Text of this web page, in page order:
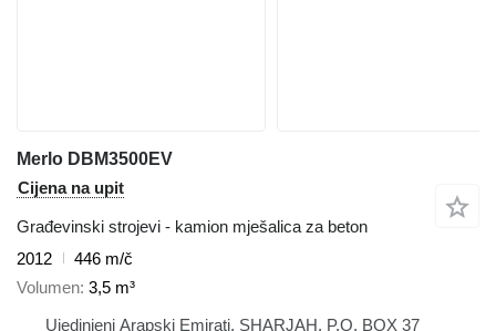
Merlo DBM3500EV
Cijena na upit
Građevinski strojevi - kamion mješalica za beton
2012
446 m/č
Volumen 3,5 m³
Ujedinjeni Arapski Emirati, SHARJAH, P.O. BOX 37